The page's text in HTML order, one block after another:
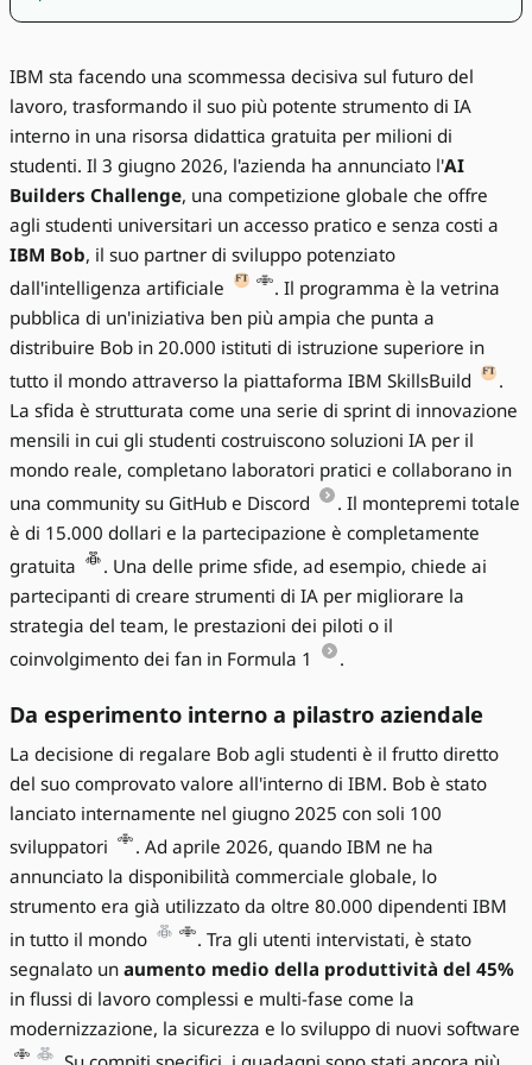
IBM sta facendo una scommessa decisiva sul futuro del
lavoro, trasformando il suo più potente strumento di IA
interno in una risorsa didattica gratuita per milioni di
studenti. Il 3 giugno 2026, l'azienda ha annunciato l'AI
Builders Challenge, una competizione globale che offre
agli studenti universitari un accesso pratico e senza costi a
IBM Bob, il suo partner di sviluppo potenziato
dall'intelligenza artificiale
. Il programma è la vetrina
pubblica di un'iniziativa ben più ampia che punta a
distribuire Bob in 20.000 istituti di istruzione superiore in
tutto il mondo attraverso la piattaforma IBM SkillsBuild
.
La sfida è strutturata come una serie di sprint di innovazione
mensili in cui gli studenti costruiscono soluzioni IA per il
mondo reale, completano laboratori pratici e collaborano in
una community su GitHub e Discord
. Il montepremi totale
è di 15.000 dollari e la partecipazione è completamente
gratuita
. Una delle prime sfide, ad esempio, chiede ai
partecipanti di creare strumenti di IA per migliorare la
strategia del team, le prestazioni dei piloti o il
coinvolgimento dei fan in Formula 1
.
Da esperimento interno a pilastro aziendale
La decisione di regalare Bob agli studenti è il frutto diretto
del suo comprovato valore all'interno di IBM. Bob è stato
lanciato internamente nel giugno 2025 con soli 100
sviluppatori
. Ad aprile 2026, quando IBM ne ha
annunciato la disponibilità commerciale globale, lo
strumento era già utilizzato da oltre 80.000 dipendenti IBM
in tutto il mondo
. Tra gli utenti intervistati, è stato
segnalato un aumento medio della produttività del 45%
in flussi di lavoro complessi e multi-fase come la
modernizzazione, la sicurezza e lo sviluppo di nuovi software